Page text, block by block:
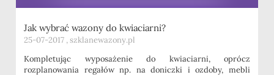
Jak wybrać wazony do kwiaciarni?
25-07-2017 , szklanewazony.pl
Kompletując wyposażenie do kwiaciarni, oprócz
rozplanowania regałów np. na doniczki i ozdoby, mebli